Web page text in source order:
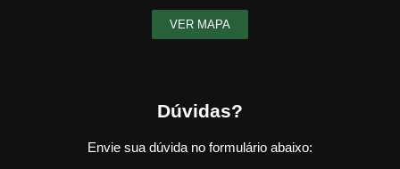
VER MAPA
Dúvidas?
Envie sua dúvida no formulário abaixo: